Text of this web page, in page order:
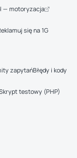
— motoryzacja
się na 1G
zapytańBłędy i kody
testowy (PHP)